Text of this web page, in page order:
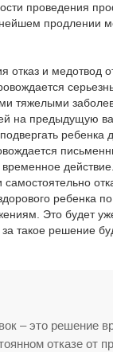
проведения
продлении
отказ и медотвод
тяжелыми
на предыдущую
ребенка
самостоятельно
ребенка
Это будет
за такое решение
– это решение
отказе от